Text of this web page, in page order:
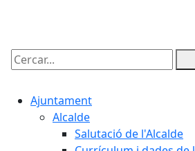
Cercar:
Ajuntament
Alcalde
Salutació de l'Alcalde